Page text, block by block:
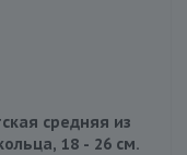
средняя из
18 - 26 см.